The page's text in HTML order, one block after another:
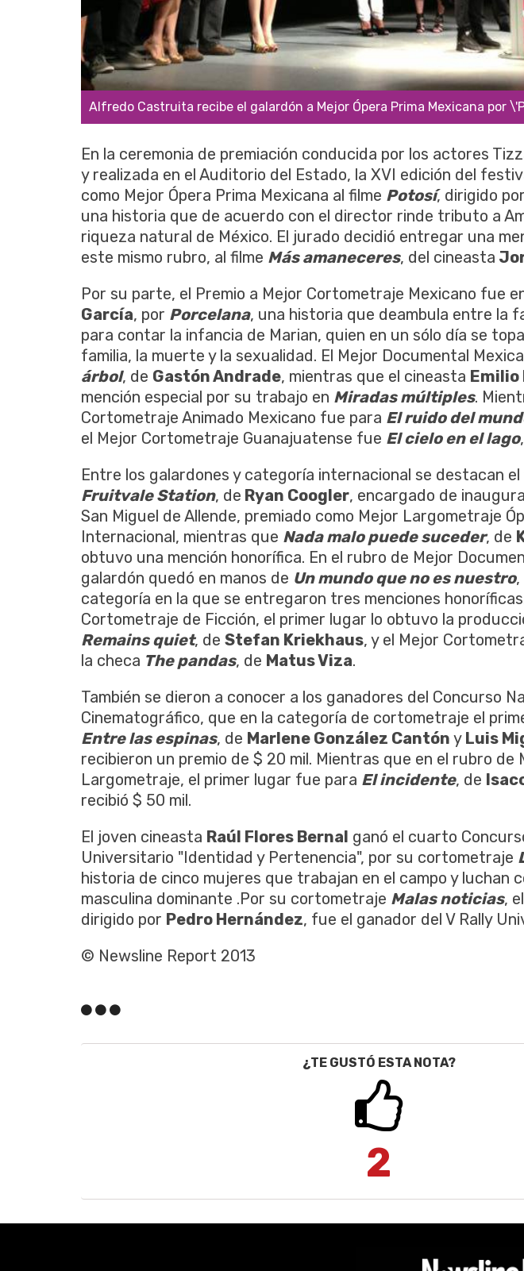
Alfredo Castruita recibe el galardón a Mejor Ópera Prima Mexicana por
En la ceremonia de premiación conducida por los actores
y realizada en el Auditorio del Estado, la XVI edición del
como Mejor Ópera Prima Mexicana al filme Potosí, dirigido por
una historia que de acuerdo con el director rinde tributo a
riqueza natural de México. El jurado decidió entregar una
este mismo rubro, al filme Más amaneceres, del cineasta
Por su parte, el Premio a Mejor Cortometraje Mexicano fue
García, por Porcelana, una historia que deambula entre la
para contar la infancia de Marian, quien en un sólo día se
familia, la muerte y la sexualidad. El Mejor Documental
árbol, de Gastón Andrade, mientras que el cineasta Emilio
mención especial por su trabajo en Miradas múltiples.
Cortometraje Animado Mexicano fue para El ruido del
el Mejor Cortometraje Guanajuatense fue El cielo en el lago
Entre los galardones y categoría internacional se destacan
Fruitvale Station, de Ryan Coogler, encargado de
San Miguel de Allende, premiado como Mejor Largometraje
Internacional, mientras que Nada malo puede suceder, de
obtuvo una mención honorífica. En el rubro de Mejor
galardón quedó en manos de Un mundo que no es nuestro,
categoría en la que se entregaron tres menciones
Cortometraje de Ficción, el primer lugar lo obtuvo la
Remains quiet, de Stefan Kriekhaus, y el Mejor
la checa The pandas, de Matus Viza.
También se dieron a conocer a los ganadores del Concurso
Cinematográfico, que en la categoría de cortometraje el
Entre las espinas, de Marlene González Cantón y Luis
recibieron un premio de $ 20 mil. Mientras que en el rubro de
Largometraje, el primer lugar fue para El incidente, de
recibió $ 50 mil.
El joven cineasta Raúl Flores Bernal ganó el cuarto
Universitario "Identidad y Pertenencia", por su cortometraje
historia de cinco mujeres que trabajan en el campo y luchan
masculina dominante .Por su cortometraje Malas noticias,
dirigido por Pedro Hernández, fue el ganador del V Rally
© Newsline Report 2013
¿TE GUSTÓ ESTA NOTA?
2